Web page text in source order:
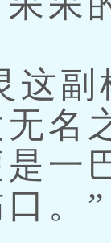
副
名
一
。”